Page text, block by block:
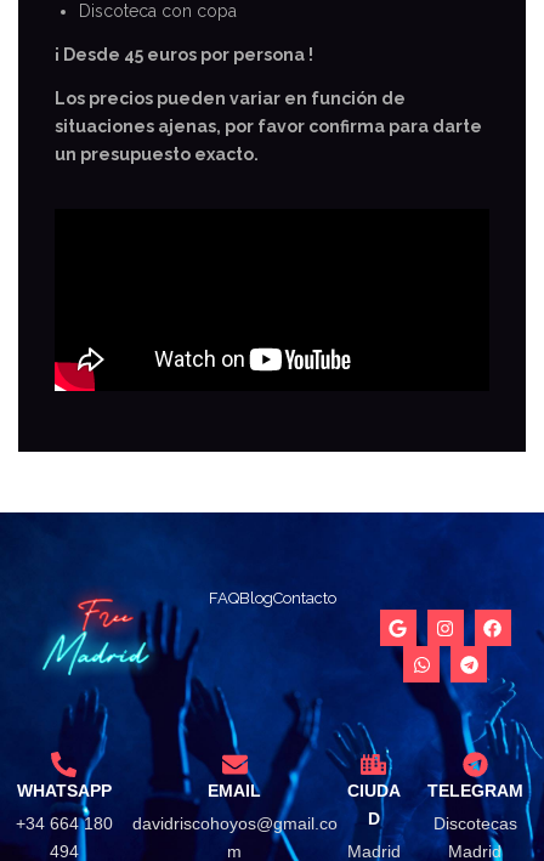
Discoteca con copa
¡ Desde 45 euros por persona !
Los precios pueden variar en función de
situaciones ajenas, por favor confirma para darte
un presupuesto exacto.
FAQBlogContacto
WHATSAPP
+34 664 180
494
EMAIL
davidriscohoyos@gmail.co
m
CIUDA
D
Madrid
TELEGRAM
Discotecas
Madrid